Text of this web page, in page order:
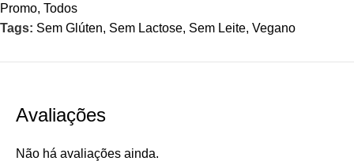
Promo, Todos
Tags: Sem Glúten, Sem Lactose, Sem Leite, Vegano
Avaliações
Não há avaliações ainda.